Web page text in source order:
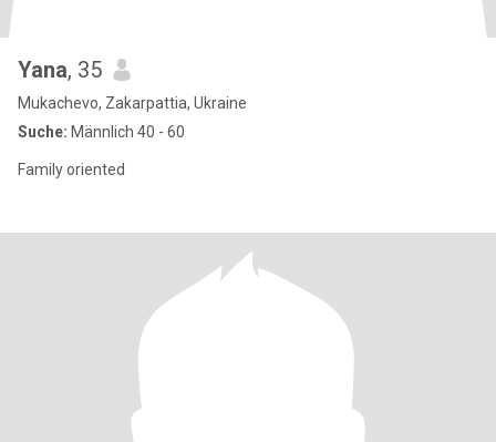
Yana, 35
Mukachevo, Zakarpattia, Ukraine
Suche: Männlich 40 - 60
Family oriented